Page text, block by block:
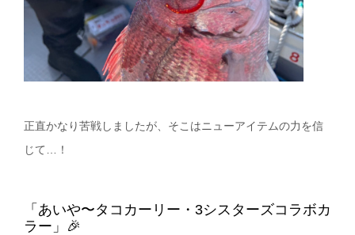
正直かなり苦戦しましたが、そこはニューアイテムの力を信
じて…！
「あいや〜タコカーリー・3シスターズコラボカ
ラー」🎉